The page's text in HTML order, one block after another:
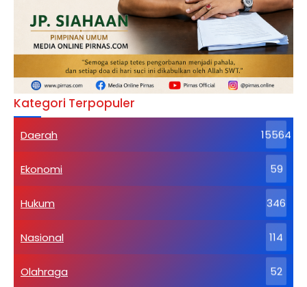
Kategori Terpopuler
Daerah 15564
Ekonomi 59
Hukum 346
Nasional 114
Olahraga 52